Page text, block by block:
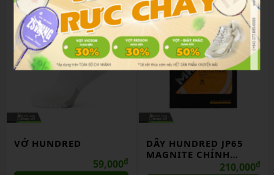
VỚ HUNDRED
59,000₫
DÂY HUNDRED JP65
MAGNITE CHÍNH
210,000₫